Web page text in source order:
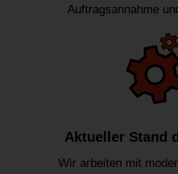
Auftragsannahme
Aktueller Stand
Wir arbeiten mit